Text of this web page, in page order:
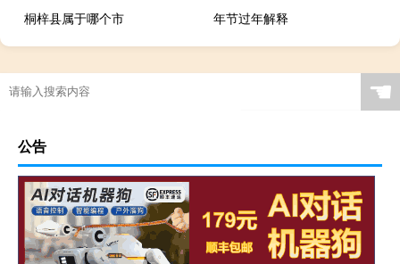
桐梓县属于哪个市
年节过年解释
☚
公告